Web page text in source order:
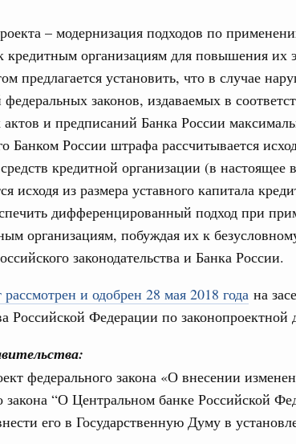
– модернизация подходов по
кредитным организациям для повышения их
предлагается установить, что в случае
федеральных законов, издаваемых в
и предписаний Банка России
Банком России штрафа рассчитывается
кредитной организации (в настоящее
исходя из размера уставного капитала
дифференцированный подход при
организациям, побуждая их к
законодательства и Банка России.
рассмотрен и одобрен 28 мая 2018 года на
Российской Федерации по законопроектной
федерального закона «О внесении
закона “О Центральном банке Российской
его в Государственную Думу в
№19)
мая, четверг
№18)
внебюджетных фондов за 2025 год,
мая, четверг
№17)
14 мая, четверг
№16)